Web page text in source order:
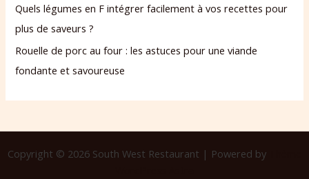
Quels légumes en F intégrer facilement à vos recettes pour
plus de saveurs ?
Rouelle de porc au four : les astuces pour une viande
fondante et savoureuse
Copyright © 2026 South West Restaurant | Powered by